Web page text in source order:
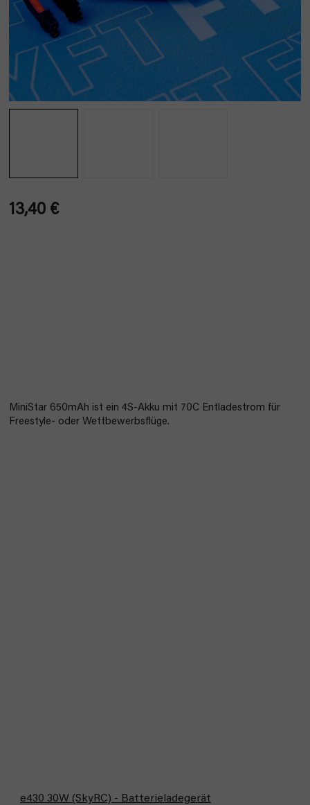
13,40 €
MiniStar 650mAh ist ein 4S-Akku mit 70C Entladestrom für
Freestyle- oder Wettbewerbsflüge.
e430 30W (SkyRC) - Batterieladegerät